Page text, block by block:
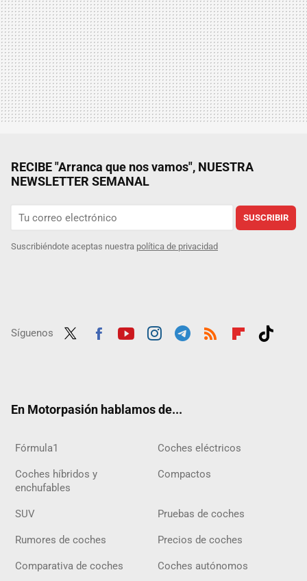
RECIBE "Arranca que nos vamos", NUESTRA
NEWSLETTER SEMANAL
SUSCRIBIR
Suscribiéndote aceptas nuestra política de privacidad
Síguenos
En Motorpasión hablamos de...
Fórmula1 Coches eléctricos
Coches híbridos y
enchufables
Compactos
SUV Pruebas de coches
Rumores de coches Precios de coches
Comparativa de coches Coches autónomos